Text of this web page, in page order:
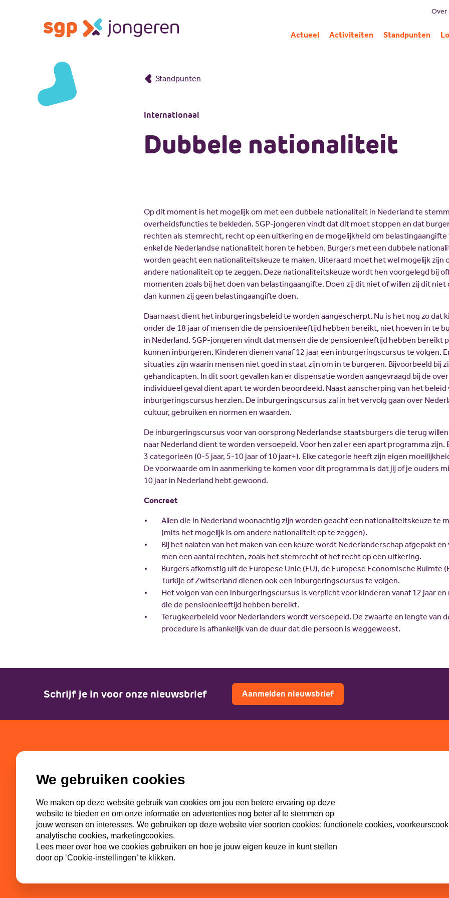
Over
Actueel Activiteiten Standpunten
Standpunten
Internationaal
Dubbele nationaliteit
Op dit moment is het mogelijk om met een dubbele nationaliteit in Nederland te
overheidsfuncties te bekleden. SGP-jongeren vindt dat dit moet stoppen en dat
rechten als stemrecht, recht op een uitkering en de mogelijkheid om belastingaangifte
enkel de Nederlandse nationaliteit horen te hebben. Burgers met een dubbele
worden geacht een nationaliteitskeuze te maken. Uiteraard moet het wel mogelijk zijn
andere nationaliteit op te zeggen. Deze nationaliteitskeuze wordt hen voorgelegd bij
momenten zoals bij het doen van belastingaangifte. Doen zij dit niet of willen zij dit niet
dan kunnen zij geen belastingaangifte doen.
Daarnaast dient het inburgeringsbeleid te worden aangescherpt. Nu is het nog zo dat
onder de 18 jaar of mensen die de pensioenleeftijd hebben bereikt, niet hoeven in te
in Nederland. SGP-jongeren vindt dat mensen die de pensioenleeftijd hebben bereikt
kunnen inburgeren. Kinderen dienen vanaf 12 jaar een inburgeringscursus te volgen.
situaties zijn waarin mensen niet goed in staat zijn om in te burgeren. Bijvoorbeeld bij
gehandicapten. In dit soort gevallen kan er dispensatie worden aangevraagd bij de
individueel geval dient apart te worden beoordeeld. Naast aanscherping van het beleid
inburgeringscursus herzien. De inburgeringscursus zal in het vervolg gaan over
cultuur, gebruiken en normen en waarden.
De inburgeringscursus voor van oorsprong Nederlandse staatsburgers die terug
naar Nederland dient te worden versoepeld. Voor hen zal er een apart programma zijn.
3 categorieën (0-5 jaar, 5-10 jaar of 10 jaar+). Elke categorie heeft zijn eigen
De voorwaarde om in aanmerking te komen voor dit programma is dat jij of je ouders
10 jaar in Nederland hebt gewoond.
Concreet
Allen die in Nederland woonachtig zijn worden geacht een nationaliteitskeuze te
(mits het mogelijk is om andere nationaliteit op te zeggen).
Bij het nalaten van het maken van een keuze wordt Nederlanderschap afgepakt
men een aantal rechten, zoals het stemrecht of het recht op een uitkering.
Burgers afkomstig uit de Europese Unie (EU), de Europese Economische Ruimte
Turkije of Zwitserland dienen ook een inburgeringscursus te volgen.
Het volgen van een inburgeringscursus is verplicht voor kinderen vanaf 12 jaar en
die de pensioenleeftijd hebben bereikt.
Terugkeerbeleid voor Nederlanders wordt versoepeld. De zwaarte en lengte van
procedure is afhankelijk van de duur dat die persoon is weggeweest.
Schrijf je in voor onze nieuwsbrief Aanmelden nieuwsbrief
Bestuur
Geschiedenis
Commissies
WI-SGP
Lokaal
Sponsoren
We gebruiken cookies
We maken op deze website gebruik van cookies om jou een betere ervaring op deze
website te bieden en om onze informatie en advertenties nog beter af te stemmen op
jouw wensen en interesses. We gebruiken op deze website vier soorten cookies: functionele cookies,
analytische cookies, marketingcookies.
Lees meer over hoe we cookies gebruiken en hoe je jouw eigen keuze in kunt stellen
door op ‘Cookie-instellingen’ te klikken.